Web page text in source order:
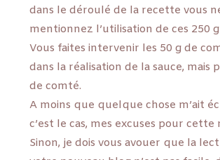
dans le déroulé de la recette vous
mentionnez l’utilisation de ces 250
Vous faites intervenir les 50 g de
dans la réalisation de la sauce, mais
de comté.
A moins que quelque chose m’ait
c’est le cas, mes excuses pour
Sinon, je dois vous avouer que la